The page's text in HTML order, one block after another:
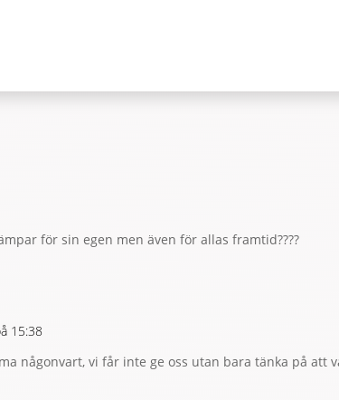
för sin egen men även för allas framtid????
15:38
någonvart, vi får inte ge oss utan bara tänka på